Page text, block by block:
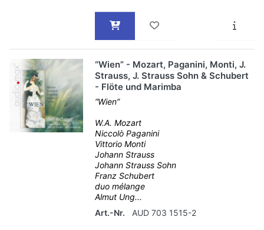
“Wien” - Mozart, Paganini, Monti, J.
Strauss, J. Strauss Sohn & Schubert
- Flöte und Marimba
“Wien”
W.A. Mozart
Niccolò Paganini
Vittorio Monti
Johann Strauss
Johann Strauss Sohn
Franz Schubert
duo mélange
Almut Ung...
Art.-Nr.
AUD 703 1515-2